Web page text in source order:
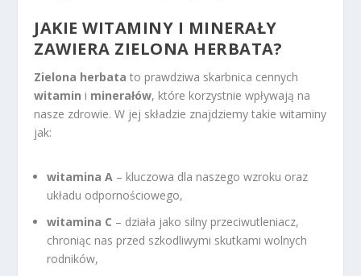
JAKIE WITAMINY I MINERAŁY
ZAWIERA ZIELONA HERBATA?
Zielona herbata to prawdziwa skarbnica cennych
witamin i minerałów, które korzystnie wpływają na
nasze zdrowie. W jej składzie znajdziemy takie witaminy
jak:
witamina A – kluczowa dla naszego wzroku oraz
układu odpornościowego,
witamina C – działa jako silny przeciwutleniacz,
chroniąc nas przed szkodliwymi skutkami wolnych
rodników,